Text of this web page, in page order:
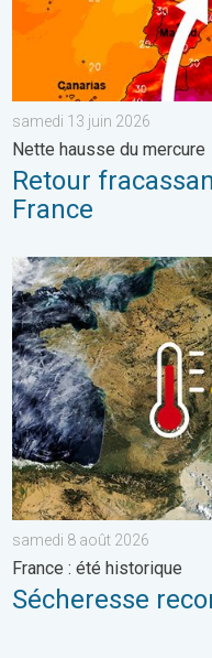
samedi 13 juin 2026
Nette hausse du mercure
Retour
France
Sécheresse record et
samedi 8 août 2026
France : été historique
Sécheresse